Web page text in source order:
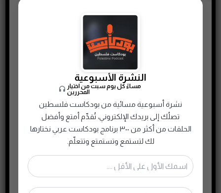
Unconditional Self Worth
النشرة الأسبوعية
مساءً كل يوم سبت من اختيار
المحررين
نشرة أسبوعية مسائية من بودكاست فلسطين
تصلُك إلى بريدك الإلكتروني، تُقدِّم أمتع وأفضل
الحلقات من أكثر من ٣٠٠ برنامج بودكاست عربي نختارها
لك لتستمع وتستمتع وتتعلّم.